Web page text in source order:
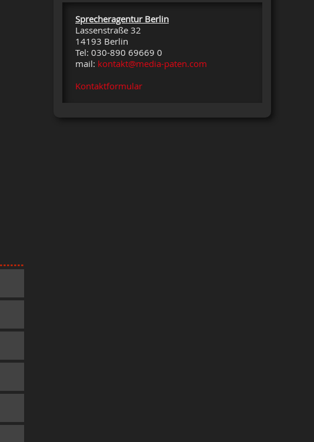
Sprecheragentur Berlin
Lassenstraße 32
14193 Berlin
Tel: 030-890 69669 0
mail: kontakt@media-paten.com
Kontaktformular